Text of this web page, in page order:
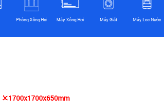
Phòng Xông Hơi Máy Xông Hơi Máy Giặt Máy Lọc Nước
1700x1700x650mm